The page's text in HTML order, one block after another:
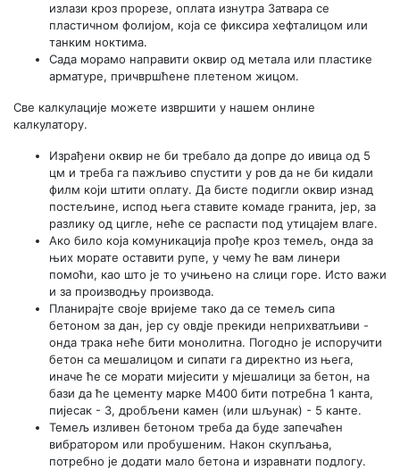
излази кроз прорезе, оплата изнутра Затвара се
пластичном фолијом, која се фиксира хефталицом или
танким ноктима.
Сада морамо направити оквир од метала или пластике
арматуре, причвршћене плетеном жицом.
Све калкулације можете извршити у нашем онлине
калкулатору.
Израђени оквир не би требало да допре до ивица од 5
цм и треба га пажљиво спустити у ров да не би кидали
филм који штити оплату. Да бисте подигли оквир изнад
постељине, испод њега ставите комаде гранита, јер, за
разлику од цигле, неће се распасти под утицајем влаге.
Ако било која комуникација прође кроз темељ, онда за
њих морате оставити рупе, у чему ће вам линери
помоћи, као што је то учињено на слици горе. Исто важи
и за производњу производа.
Планирајте своје вријеме тако да се темељ сипа
бетоном за дан, јер су овдје прекиди неприхватљиви -
онда трака неће бити монолитна. Погодно је испоручити
бетон са мешалицом и сипати га директно из њега,
иначе ће се морати мијесити у мјешалици за бетон, на
бази да ће цементу марке М400 бити потребна 1 канта,
пијесак - 3, дробљени камен (или шљунак) - 5 канте.
Темељ изливен бетоном треба да буде запечаћен
вибратором или пробушеним. Након скупљања,
потребно је додати мало бетона и изравнати подлогу.